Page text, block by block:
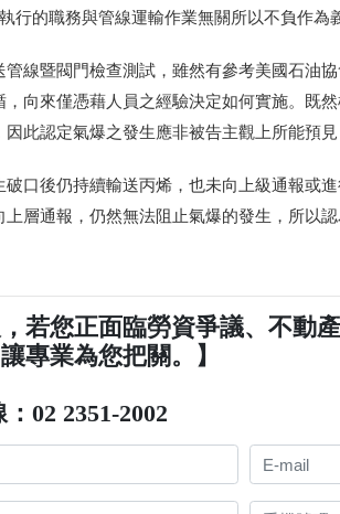
行的職務與管線運輸作業無關所以不負作為
線暨閥門檢查測試，雖然有參考美國石油
向來僅憑藉人員之經驗決定如何實施。既
此認定氣爆之發生應非被告主觀上所能預見
口後仍持續輸送丙烯，也未向上級通報或
層通報，仍然無法阻止氣爆的發生，所以
，若您正面臨勞資爭議、不動
專業為您把關。】
02 2351-2002